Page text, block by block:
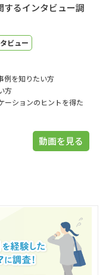
するインタビュー調
ビュー
例を知りたい方
方
ーションのヒントを得た
動画を見る